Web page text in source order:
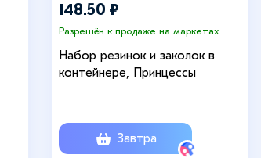
148.50 ₽
Разрешён к продаже на маркетах
Набор резинок и заколок в
контейнере, Принцессы
Завтра